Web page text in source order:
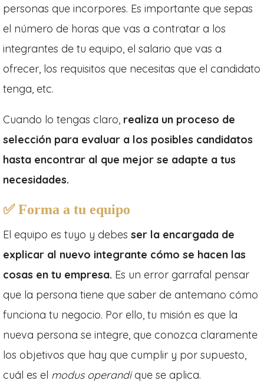
personas que incorpores. Es importante que sepas
el número de horas que vas a contratar a los
integrantes de tu equipo, el salario que vas a
ofrecer, los requisitos que necesitas que el candidato
tenga, etc.
Cuando lo tengas claro, realiza un proceso de
selección para evaluar a los posibles candidatos
hasta encontrar al que mejor se adapte a tus
necesidades.
✅Forma a tu equipo
El equipo es tuyo y debes ser la encargada de
explicar al nuevo integrante cómo se hacen las
cosas en tu empresa. Es un error garrafal pensar
que la persona tiene que saber de antemano cómo
funciona tu negocio. Por ello, tu misión es que la
nueva persona se integre, que conozca claramente
los objetivos que hay que cumplir y por supuesto,
cuál es el modus operandique se aplica.